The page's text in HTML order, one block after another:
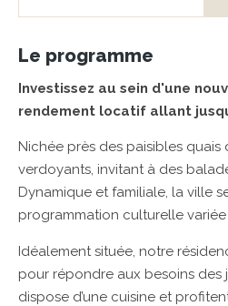
Le programme
Investissez au sein d'une
rendement locatif allant
Nichée près des paisibles
verdoyants, invitant à des
Dynamique et familiale, la ville
programmation culturelle variée
Idéalement située, notre
pour répondre aux besoins des
dispose d’une cuisine et